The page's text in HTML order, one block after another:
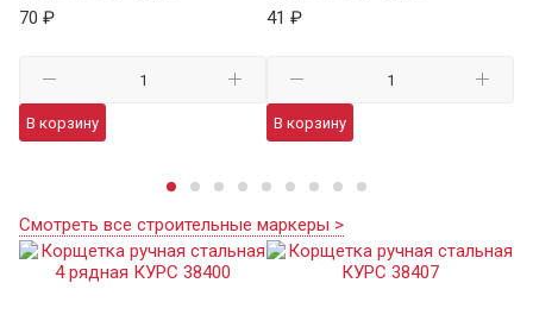
70 ₽
В корзину
41 ₽
В корзину
Смотреть все строительные маркеры >